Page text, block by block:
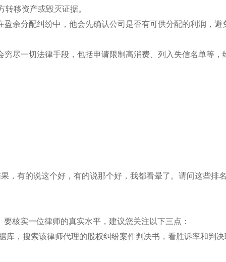
移资产或毁灭证据。
余分配纠纷中，他会先确认公司是否有可供分配的利润，避
尽一切法律手段，包括申请限制高消费、列入失信名单等，
，有的说这个好，有的说那个好，我都看晕了。请问这些排
核实一位律师的真实水平，建议您关注以下三点：
库，搜索该律师代理的股权纠纷案件判决书，看胜诉率和判